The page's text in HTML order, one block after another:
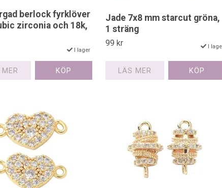
berlock fyrklöver
zirconia och 18k,
I lager
Jade 7x8 mm starcut gröna,
1 sträng
99 kr I
LÄS MER